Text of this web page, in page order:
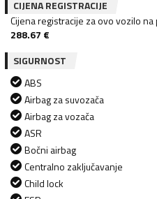
CIJENA REGISTRACIJE
Cijena registracije za ovo vozilo
288.67 €
SIGURNOST
ABS
Airbag za suvozača
Airbag za vozača
ASR
Bočni airbag
Centralno zaključavanje
Child lock